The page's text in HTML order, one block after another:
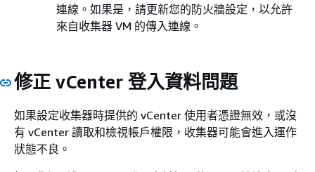
連線。如果是，請更新您的防火牆設定，以允許
來自收集器 VM 的傳入連線。
修正 vCenter 登入資料問題
如果設定收集器時提供的 vCenter 使用者憑證無效，或沒
有 vCenter 讀取和檢視帳戶權限，收集器可能會進入運作
狀態不良。